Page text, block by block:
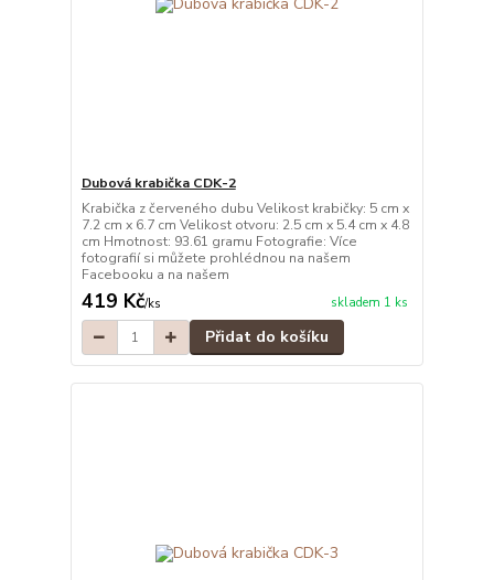
Dubová krabička CDK-2
Krabička z červeného dubu Velikost krabičky: 5 cm x
7.2 cm x 6.7 cm Velikost otvoru: 2.5 cm x 5.4 cm x 4.8
cm Hmotnost: 93.61 gramu Fotografie: Více
fotografií si můžete prohlédnou na našem
Facebooku a na našem
419 Kč/ks skladem 1 ks
Přidat do košíku